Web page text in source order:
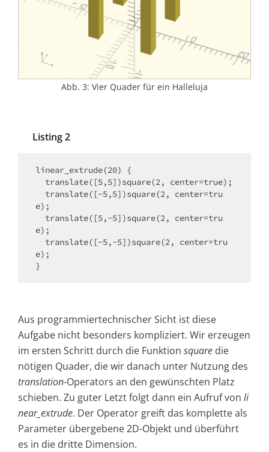
Abb. 3: Vier Quader für ein Halleluja
Listing 2
linear_extrude(20) {
e);
e);
e);
}
Aus programmiertechnischer Sicht ist diese
Aufgabe nicht besonders kompliziert. Wir erzeugen
im ersten Schritt durch die Funktion square die
nötigen Quader, die wir danach unter Nutzung des
translation-Operators an den gewünschten Platz
schieben. Zu guter Letzt folgt dann ein Aufruf von li
near_extrude. Der Operator greift das komplette als
Parameter übergebene 2D-Objekt und überführt
es in die dritte Dimension.